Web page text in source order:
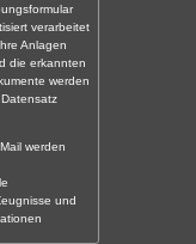
verarbeitet
Anlagen
die erkannten
werden
werden
und